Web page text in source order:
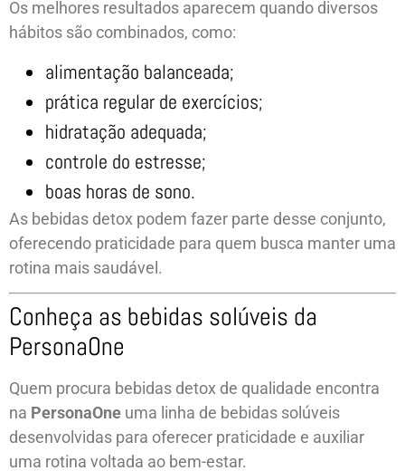
Os melhores resultados aparecem quando diversos
hábitos são combinados, como:
alimentação balanceada;
prática regular de exercícios;
hidratação adequada;
controle do estresse;
boas horas de sono.
As bebidas detox podem fazer parte desse conjunto,
oferecendo praticidade para quem busca manter uma
rotina mais saudável.
Conheça as bebidas solúveis da
PersonaOne
Quem procura bebidas detox de qualidade encontra
na PersonaOne uma linha de bebidas solúveis
desenvolvidas para oferecer praticidade e auxiliar
uma rotina voltada ao bem-estar.